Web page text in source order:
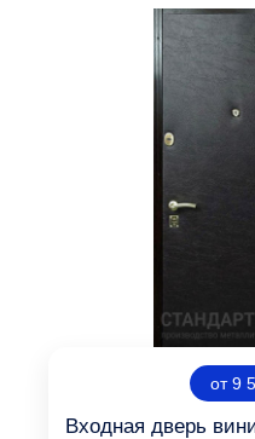
от 9
Входная дверь